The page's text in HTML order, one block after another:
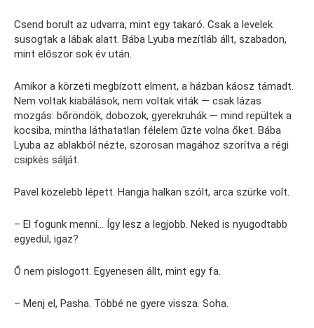
Csend borult az udvarra, mint egy takaró. Csak a levelek
susogtak a lábak alatt. Bába Lyuba mezítláb állt, szabadon,
mint először sok év után.
Amikor a körzeti megbízott elment, a házban káosz támadt.
Nem voltak kiabálások, nem voltak viták — csak lázas
mozgás: bőröndök, dobozok, gyerekruhák — mind repültek a
kocsiba, mintha láthatatlan félelem űzte volna őket. Bába
Lyuba az ablakból nézte, szorosan magához szorítva a régi
csipkés sálját.
Pavel közelebb lépett. Hangja halkan szólt, arca szürke volt.
– El fogunk menni… Így lesz a legjobb. Neked is nyugodtabb
egyedül, igaz?
Ő nem pislogott. Egyenesen állt, mint egy fa.
– Menj el, Pasha. Többé ne gyere vissza. Soha.